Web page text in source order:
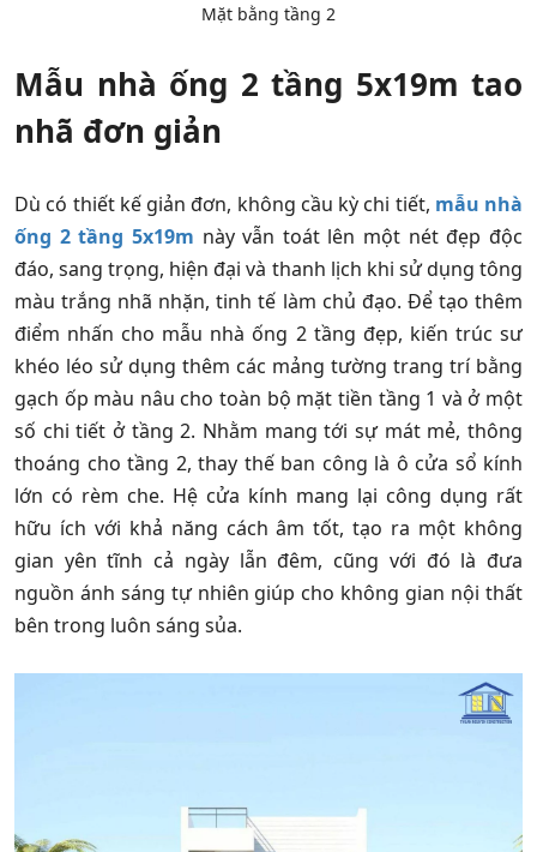
Mặt bằng tầng 2
Mẫu nhà ống 2 tầng 5x19m tao
nhã đơn giản
Dù có thiết kế giản đơn, không cầu kỳ chi tiết, mẫu nhà
ống 2 tầng 5x19m này vẫn toát lên một nét đẹp độc
đáo, sang trọng, hiện đại và thanh lịch khi sử dụng tông
màu trắng nhã nhặn, tinh tế làm chủ đạo. Để tạo thêm
điểm nhấn cho mẫu nhà ống 2 tầng đẹp, kiến trúc sư
khéo léo sử dụng thêm các mảng tường trang trí bằng
gạch ốp màu nâu cho toàn bộ mặt tiền tầng 1 và ở một
số chi tiết ở tầng 2. Nhằm mang tới sự mát mẻ, thông
thoáng cho tầng 2, thay thế ban công là ô cửa sổ kính
lớn có rèm che. Hệ cửa kính mang lại công dụng rất
hữu ích với khả năng cách âm tốt, tạo ra một không
gian yên tĩnh cả ngày lẫn đêm, cũng với đó là đưa
nguồn ánh sáng tự nhiên giúp cho không gian nội thất
bên trong luôn sáng sủa.